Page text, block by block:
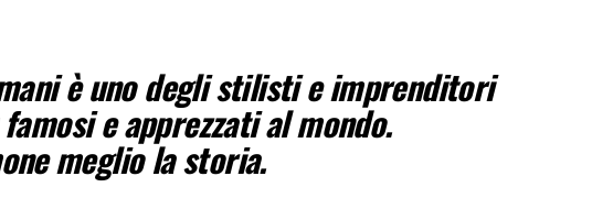
è uno degli stilisti e imprenditori
e apprezzati al mondo.
meglio la storia.